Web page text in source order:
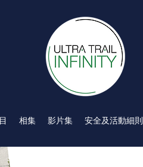
相集 影片集 安全及活動細則